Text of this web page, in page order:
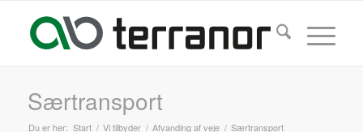
Særtransport
Du er her: Start / Vi tilbyder / Afvanding af veje / Særtransport